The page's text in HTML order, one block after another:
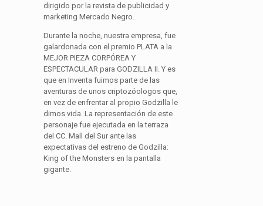
dirigido por la revista de publicidad y
marketing Mercado Negro.
Durante la noche, nuestra empresa, fue
galardonada con el premio PLATA a la
MEJOR PIEZA CORPÓREA Y
ESPECTACULAR para GODZILLA II. Y es
que en Inventa fuimos parte de las
aventuras de unos criptozóologos que,
en vez de enfrentar al propio Godzilla le
dimos vida. La representación de este
personaje fue ejecutada en la terraza
del CC. Mall del Sur ante las
expectativas del estreno de Godzilla:
King of the Monsters en la pantalla
gigante.